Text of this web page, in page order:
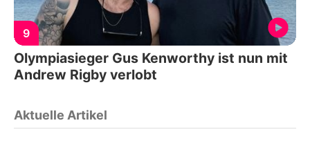
9
Olympiasieger Gus Kenworthy ist nun mit
Andrew Rigby verlobt
Aktuelle Artikel